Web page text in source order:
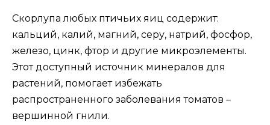
Скорлупа любых птичьих яиц содержит:
кальций, калий, магний, серу, натрий, фосфор,
железо, цинк, фтор и другие микроэлементы.
Этот доступный источник минералов для
растений, помогает избежать
распространенного заболевания томатов –
вершинной гнили.